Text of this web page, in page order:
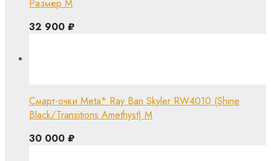
Размер M
32 900 ₽
Смарт-очки Meta* Ray Ban Skyler RW4010 (Shine
Black/Transitions Amethyst) M
30 000 ₽